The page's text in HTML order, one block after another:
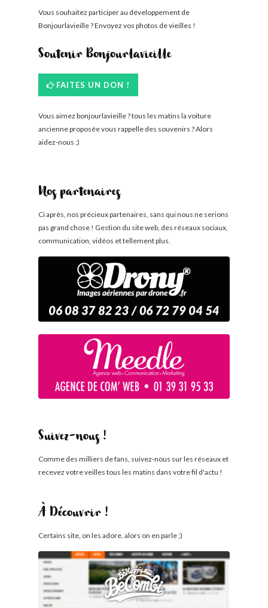
Vous souhaitez participer au développement de
Bonjourlavieille ? Envoyez vos photos de vieilles !
Soutenir Bonjourlavieille
FAITES UN DON !
Vous aimez bonjourlavieille ? tous les matins la voiture
ancienne proposée vous rappelle des souvenirs ? Alors
aidez-nous ;)
Nos partenaires
Ci après, nos précieux partenaires, sans qui nous ne serions
pas grand chose ! Gestion du site web, des réseaux sociaux,
communication, vidéos et tellement plus.
Suivez-nous !
Comme des milliers de fans, suivez-nous sur les réseaux et
recevez votre veilles tous les matins dans votre fil d'actu !
À Découvrir !
Certains site, on les adore, alors on en parle ;)